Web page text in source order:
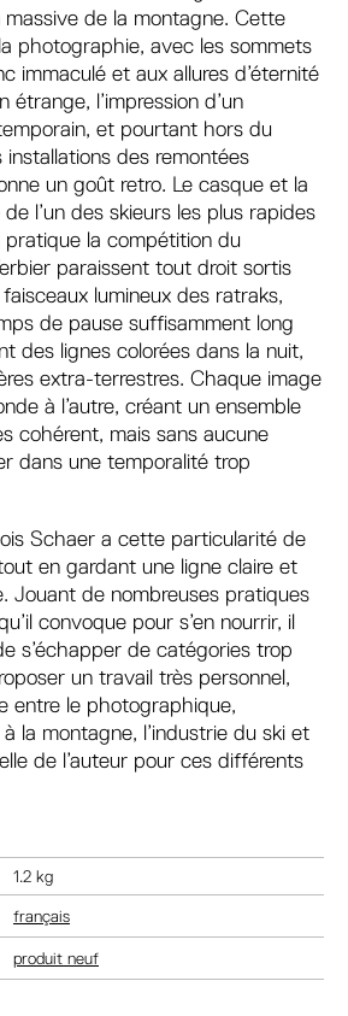
de la montagne. Cette
photographie, avec les sommets
immaculé et aux allures d’éternité
étrange, l’impression d’un
et pourtant hors du
des remontées
un goût retro. Le casque et la
l’un des skieurs les plus rapides
la compétition du
paraissent tout droit sortis
lumineux des ratraks,
de pause suffisamment long
des lignes colorées dans la nuit,
extra-terrestres. Chaque image
à l’autre, créant un ensemble
cohérent, mais sans aucune
dans une temporalité trop
Schaer a cette particularité de
en gardant une ligne claire et
Jouant de nombreuses pratiques
convoque pour s’en nourrir, il
s’échapper de catégories trop
un travail très personnel,
entre le photographique,
la montagne, l’industrie du ski et
de l’auteur pour ces différents
1.2 kg
français
produit neuf